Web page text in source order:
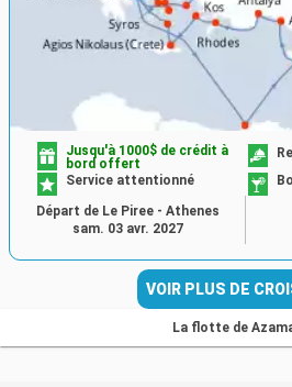
Jusqu'à 1000$ de crédit à
bord offert
Service attentionné
Départ de Le Piree - Athenes
sam. 03 avr. 2027
VOIR PLUS DE
La flotte de